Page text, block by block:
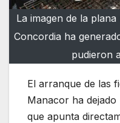
La imagen de la
Concordia ha
pudieron
El arranque de las
Manacor ha dejado
que apunta